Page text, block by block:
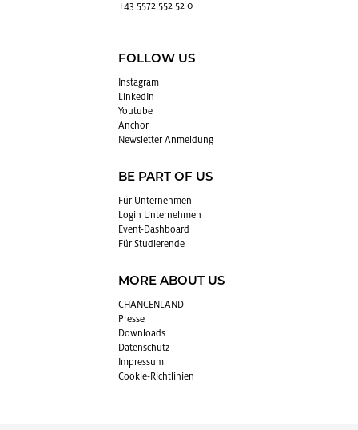
+43 5572 552 52 0
FOLLOW US
In­sta­gram
Lin­kedIn
You­tube
An­chor
News­let­ter An­mel­dung
BE PART OF US
Für Un­ter­neh­men
Login Un­ter­neh­men
Event-Da­sh­board
Für Stu­die­ren­de
MORE ABOUT US
CHAN­CEN­LAND
Pres­se
Down­loads
Da­ten­schutz
Im­pres­sum
Coo­kie-Richt­li­ni­en